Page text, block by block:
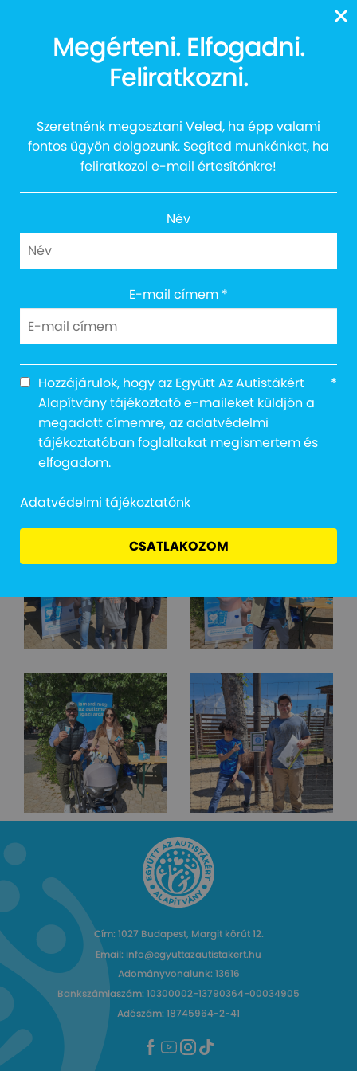
Az alapítvány
örökbefogadott egy
alpakát
Cím: 1027 Budapest, Margit körút 12.
Email: info@egyuttazautistakert.hu
Adományvonalunk: 13616
Bankszámlaszám: 10300002-13790364-00034905
Adószám: 18745964-2-41
Megérteni. Elfogadni.
Feliratkozni.
Szeretnénk megosztani Veled, ha épp valami
fontos ügyön dolgozunk. Segíted munkánkat, ha
feliratkozol e-mail értesítőnkre!
Név
E-mail címem *
Hozzájárulok, hogy az Együtt Az Autistákért
Alapítvány tájékoztató e-maileket küldjön a
megadott címemre, az adatvédelmi
tájékoztatóban foglaltakat megismertem és
elfogadom.
*
Adatvédelmi tájékoztatónk
CSATLAKOZOM